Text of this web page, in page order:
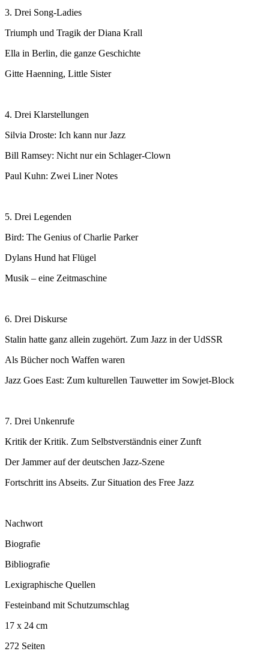
3. Drei Song-Ladies
Triumph und Tragik der Diana Krall
Ella in Berlin, die ganze Geschichte
Gitte Haenning, Little Sister
4. Drei Klarstellungen
Silvia Droste: Ich kann nur Jazz
Bill Ramsey: Nicht nur ein Schlager-Clown
Paul Kuhn: Zwei Liner Notes
5. Drei Legenden
Bird: The Genius of Charlie Parker
Dylans Hund hat Flügel
Musik – eine Zeitmaschine
6. Drei Diskurse
Stalin hatte ganz allein zugehört. Zum Jazz in der UdSSR
Als Bücher noch Waffen waren
Jazz Goes East: Zum kulturellen Tauwetter im Sowjet-Block
7. Drei Unkenrufe
Kritik der Kritik. Zum Selbstverständnis einer Zunft
Der Jammer auf der deutschen Jazz-Szene
Fortschritt ins Abseits. Zur Situation des Free Jazz
Nachwort
Biografie
Bibliografie
Lexigraphische Quellen
Festeinband mit Schutzumschlag
17 x 24 cm
272 Seiten